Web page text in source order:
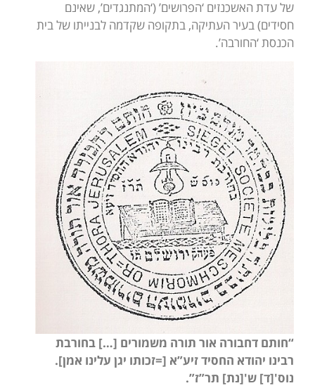
של עדת האשכנזים ‘הפרושים’ (‘המתנגדים’, שאינם
חסידים) בעיר העתיקה, בתקופה שקדמה לבנייתו של בית
הכנסת ‘החורבה’.
“חותם דחבורה אור תורה משמורים […] בחורבת
רבינו יהודא החסיד זיע”א [=זכותו יגן עלינו אמן].
נוס'[ד] ש'[נת] תר”ז”.